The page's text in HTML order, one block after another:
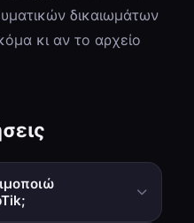
δικαιωμάτων
κι αν το αρχείο